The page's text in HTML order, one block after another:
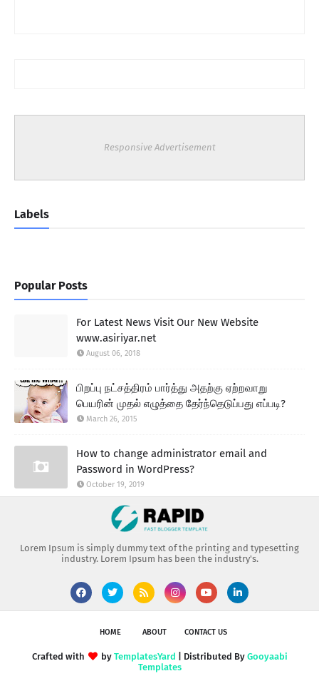
Responsive Advertisement
Labels
Popular Posts
For Latest News Visit Our New Website
www.asiriyar.net
August 06, 2018
பிறப்பு நட்சத்திரம் பார்த்து அதற்கு ஏற்றவாறு
பெயரின் முதல் எழுத்தை தேர்ந்தெடுப்பது எப்படி?
March 26, 2015
How to change administrator email and
Password in WordPress?
October 19, 2019
Lorem Ipsum is simply dummy text of the printing and typesetting
industry. Lorem Ipsum has been the industry's.
HOME ABOUT CONTACT US
Crafted with by TemplatesYard | Distributed By Gooyaabi
Templates